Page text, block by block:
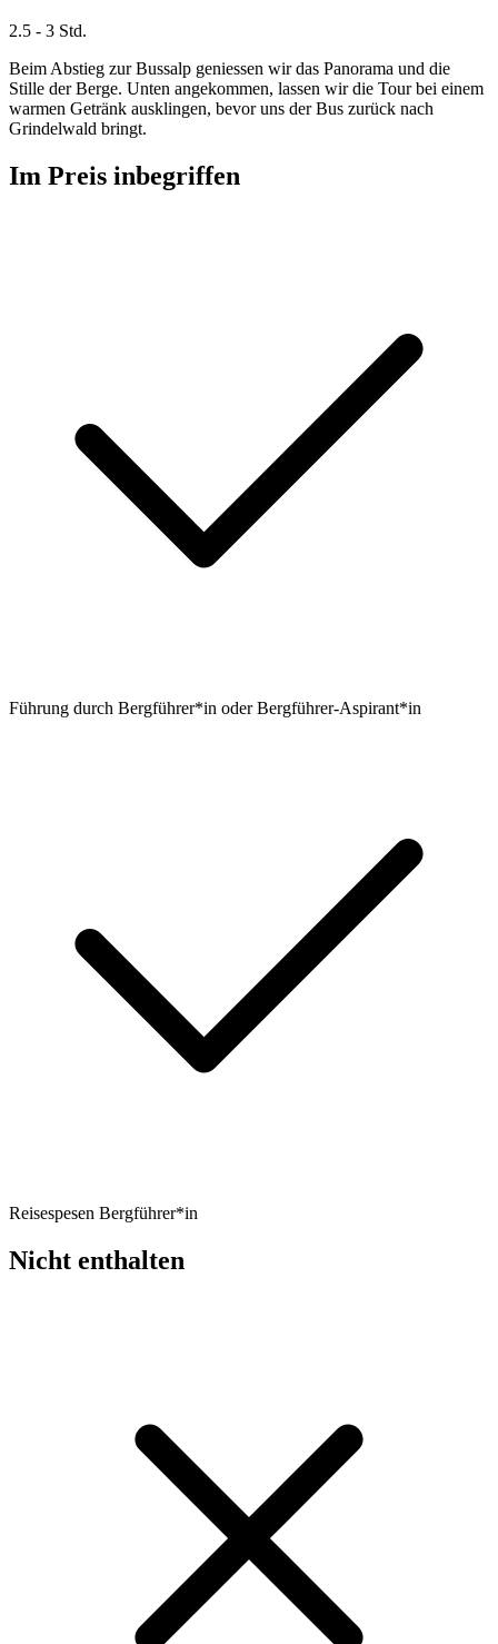
2.5 - 3 Std.
Beim Abstieg zur Bussalp geniessen wir das Panorama und die
Stille der Berge. Unten angekommen, lassen wir die Tour bei einem
warmen Getränk ausklingen, bevor uns der Bus zurück nach
Grindelwald bringt.
Im Preis inbegriffen
Führung durch Bergführer*in oder Bergführer-Aspirant*in
Reisespesen Bergführer*in
Nicht enthalten